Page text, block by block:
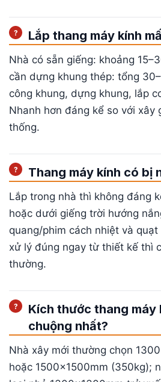
Lắp thang máy kính
Nhà có sẵn giếng: khoảng
cần dựng khung thép: tổng
công khung, dựng khung, lắp
Nhanh hơn đáng kể so với xây
thống.
Thang máy kính có bị
Lắp trong nhà thì không đáng
hoặc dưới giếng trời hướng
quang/phim cách nhiệt và
xử lý đúng ngay từ thiết kế thì
thường.
Kích thước thang máy
chuộng nhất?
Nhà xây mới thường chọn
hoặc 1500×1500mm (350kg);